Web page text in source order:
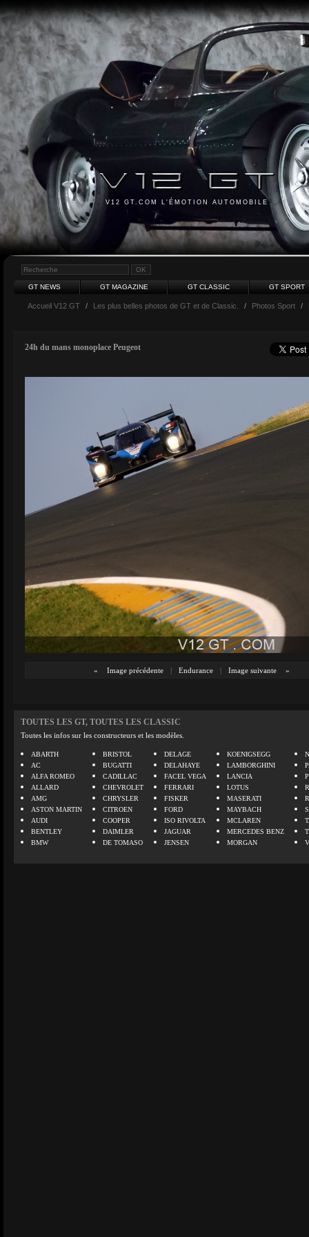
V12 GT.COM L'ÉMOTION AUTOMOBILE
GT NEWS GT MAGAZINE GT CLASSIC GT SPORT
Accueil V12 GT / Les plus belles photos de GT et de Classic. / Photos Sport /
24h du mans monoplace Peugeot
« Image précédente | Endurance | Image suivante »
TOUTES LES GT, TOUTES LES CLASSIC
Toutes les infos sur les constructeurs et les modèles.
ABARTH
AC
ALFA ROMEO
ALLARD
AMG
ASTON MARTIN
AUDI
BENTLEY
BMW
BRISTOL
BUGATTI
CADILLAC
CHEVROLET
CHRYSLER
CITROEN
COOPER
DAIMLER
DE TOMASO
DELAGE
DELAHAYE
FACEL VEGA
FERRARI
FISKER
FORD
ISO RIVOLTA
JAGUAR
JENSEN
KOENIGSEGG
LAMBORGHINI
LANCIA
LOTUS
MASERATI
MAYBACH
MCLAREN
MERCEDES BENZ
MORGAN